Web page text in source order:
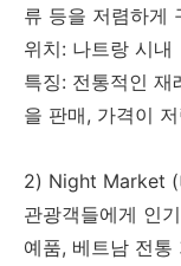
류 등을 저렴하게
위치: 나트랑 시내
특징: 전통적인 재
을 판매, 가격이
2) Night Market (
관광객들에게 인
예품, 베트남 전통